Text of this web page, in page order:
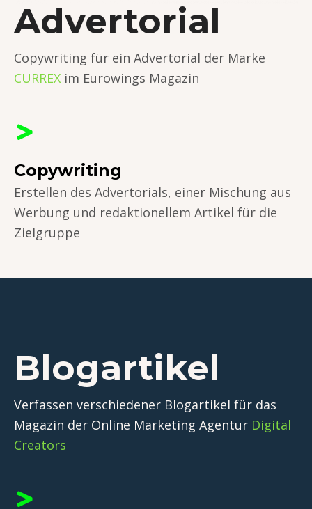
Advertorial
Copywriting für ein Advertorial der Marke
CURREX im Eurowings Magazin
Copywriting
Erstellen des Advertorials, einer Mischung aus
Werbung und redaktionellem Artikel für die
Zielgruppe
Blogartikel
Verfassen verschiedener Blogartikel für das
Magazin der Online Marketing Agentur Digital
Creators